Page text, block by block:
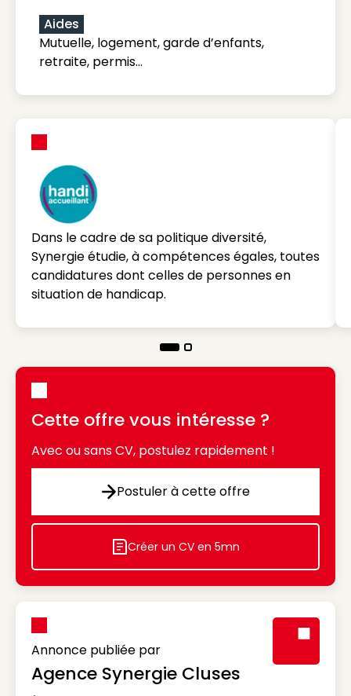
Aides
Mutuelle, logement, garde d’enfants,
retraite, permis…
Dans le cadre de sa politique diversité,
Synergie étudie, à compétences égales, toutes
candidatures dont celles de personnes en
situation de handicap.
Cette offre vous intéresse ?
Avec ou sans CV, postulez rapidement !
Postuler à cette offre
Postuler à cette offre
Icon decorative
Créer un CV en 5mn
Annonce publiée par
Agence Synergie Cluses